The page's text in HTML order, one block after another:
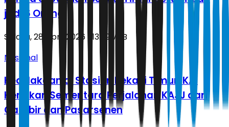
jadi 6 Orang
Selasa, 28 April 2026 | 13.39 WIB
Nasional
Kecelakaan di Stasiun Bekasi Timur: KAI
Hentikan Sementara Perjalanan KAJJ dari
Gambir dan Pasarsenen